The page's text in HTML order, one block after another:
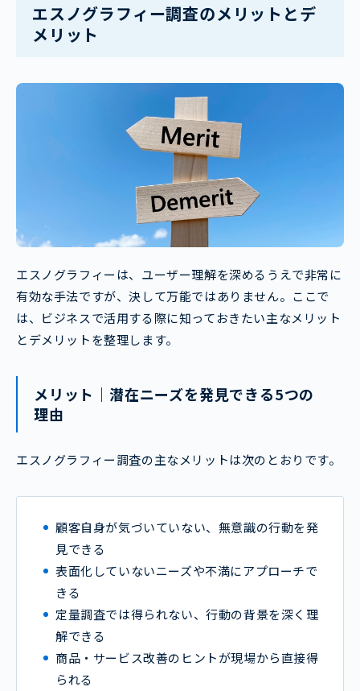
エスノグラフィー調査のメリットとデ
メリット
エスノグラフィーは、ユーザー理解を深めるうえで非常に
有効な手法ですが、決して万能ではありません。ここで
は、ビジネスで活用する際に知っておきたい主なメリット
とデメリットを整理します。
メリット｜潜在ニーズを発見できる5つの
理由
エスノグラフィー調査の主なメリットは次のとおりです。
顧客自身が気づいていない、無意識の行動を発
見できる
表面化していないニーズや不満にアプローチで
きる
定量調査では得られない、行動の背景を深く理
解できる
商品・サービス改善のヒントが現場から直接得
られる